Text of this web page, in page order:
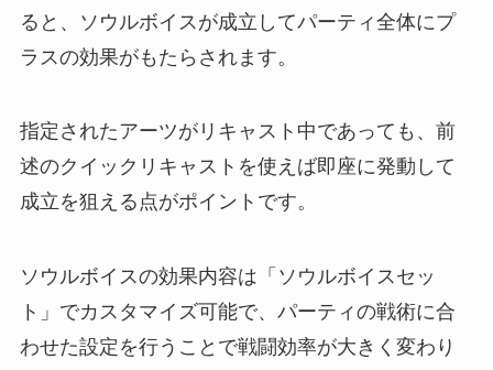
ると、ソウルボイスが成立してパーティ全体にプ
ラスの効果がもたらされます。
指定されたアーツがリキャスト中であっても、前
述のクイックリキャストを使えば即座に発動して
成立を狙える点がポイントです。
ソウルボイスの効果内容は「ソウルボイスセッ
ト」でカスタマイズ可能で、パーティの戦術に合
わせた設定を行うことで戦闘効率が大きく変わり